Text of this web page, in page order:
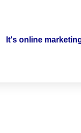
It's online